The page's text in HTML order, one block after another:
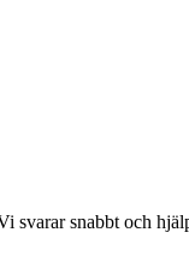
snabbt och